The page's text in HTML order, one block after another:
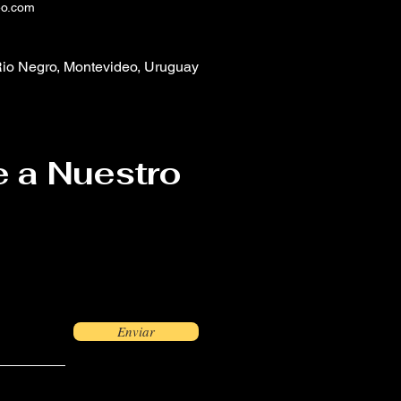
Negro, Montevideo, Uruguay
a Nuestro
Enviar